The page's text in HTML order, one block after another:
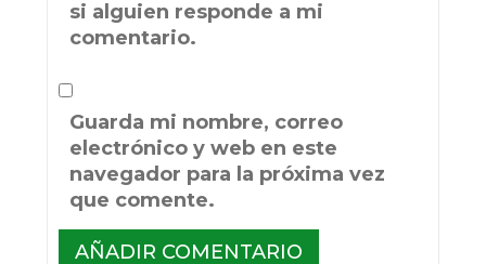
si alguien responde a mi
comentario.
Guarda mi nombre, correo
electrónico y web en este
navegador para la próxima vez
que comente.